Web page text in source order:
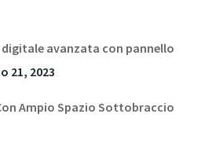
digitale avanzata con pannello
21, 2023
Ampio Spazio Sottobraccio